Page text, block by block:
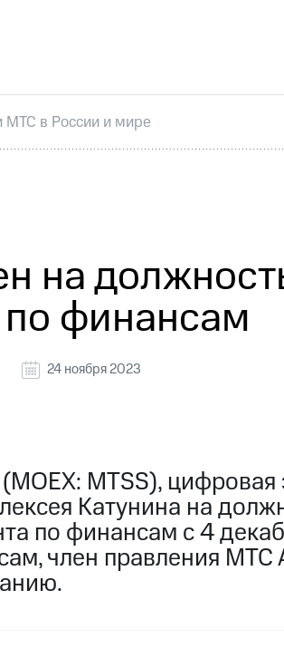
Финансовая отчетность
Раскрытие информации
Акционерный капитал
МТС в России и мире
на
финансам
24 ноября 2023
MTSS), цифровая
Катунина на
по финансам с 4
член правления МТС